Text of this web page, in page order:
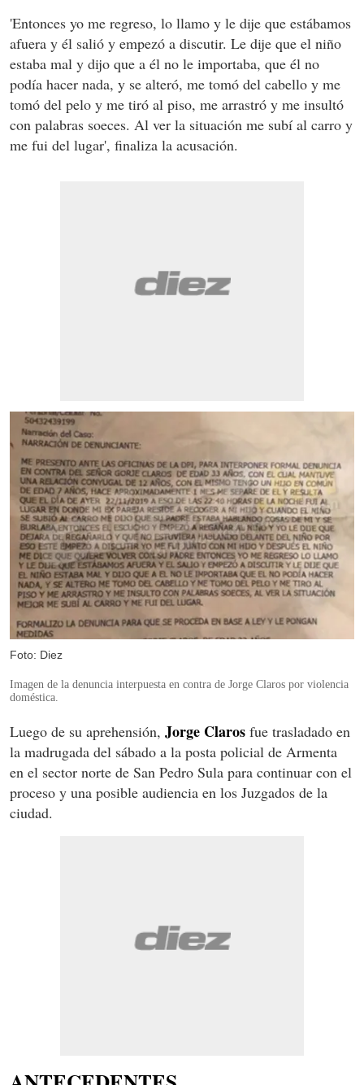
'Entonces yo me regreso, lo llamo y le dije que estábamos
afuera y él salió y empezó a discutir. Le dije que el niño
estaba mal y dijo que a él no le importaba, que él no
podía hacer nada, y se alteró, me tomó del cabello y me
tomó del pelo y me tiró al piso, me arrastró y me insultó
con palabras soeces. Al ver la situación me subí al carro y
me fui del lugar', finaliza la acusación.
Foto: Diez
Imagen de la denuncia interpuesta en contra de Jorge Claros por violencia
doméstica.
Luego de su aprehensión, Jorge Claros fue trasladado en
la madrugada del sábado a la posta policial de Armenta
en el sector norte de San Pedro Sula para continuar con el
proceso y una posible audiencia en los Juzgados de la
ciudad.